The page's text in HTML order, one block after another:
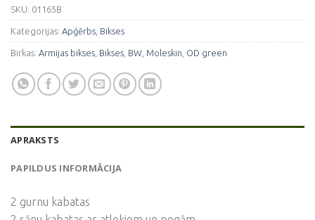
SKU: 01165B
Kategorijas: Apģērbs Bikses
Birkas: Armijas bikses Bikses BW Moleskin OD green
APRAKSTS
PAPILDUS INFORMĀCIJA
2 gurnu kabatas